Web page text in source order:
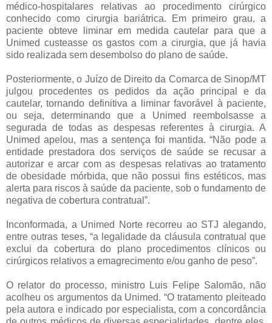
médico-hospitalares relativas ao procedimento cirúrgico
conhecido como cirurgia bariátrica. Em primeiro grau, a
paciente obteve liminar em medida cautelar para que a
Unimed custeasse os gastos com a cirurgia, que já havia
sido realizada sem desembolso do plano de saúde.
Posteriormente, o Juízo de Direito da Comarca de Sinop/MT
julgou procedentes os pedidos da ação principal e da
cautelar, tornando definitiva a liminar favorável à paciente,
ou seja, determinando que a Unimed reembolsasse a
segurada de todas as despesas referentes à cirurgia. A
Unimed apelou, mas a sentença foi mantida. “Não pode a
entidade prestadora dos serviços de saúde se recusar a
autorizar e arcar com as despesas relativas ao tratamento
de obesidade mórbida, que não possui fins estéticos, mas
alerta para riscos à saúde da paciente, sob o fundamento de
negativa de cobertura contratual”.
Inconformada, a Unimed Norte recorreu ao STJ alegando,
entre outras teses, “a legalidade da cláusula contratual que
exclui da cobertura do plano procedimentos clínicos ou
cirúrgicos relativos a emagrecimento e/ou ganho de peso”.
O relator do processo, ministro Luis Felipe Salomão, não
acolheu os argumentos da Unimed. “O tratamento pleiteado
pela autora e indicado por especialista, com a concordância